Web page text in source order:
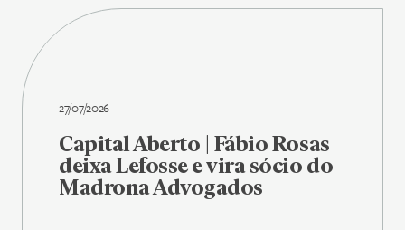
27/07/2026
Capital Aberto | Fábio Rosas
deixa Lefosse e vira sócio do
Madrona Advogados